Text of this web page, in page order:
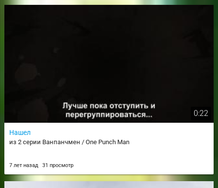
0:22
Нашел
из 2 серии Ванпанчмен / One Punch Man
7 лет назад 31 просмотр